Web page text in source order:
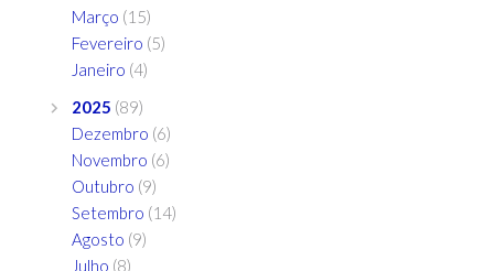
Março (15)
Fevereiro (5)
Janeiro (4)
2025 (89)
Dezembro (6)
Novembro (6)
Outubro (9)
Setembro (14)
Agosto (9)
Julho (8)